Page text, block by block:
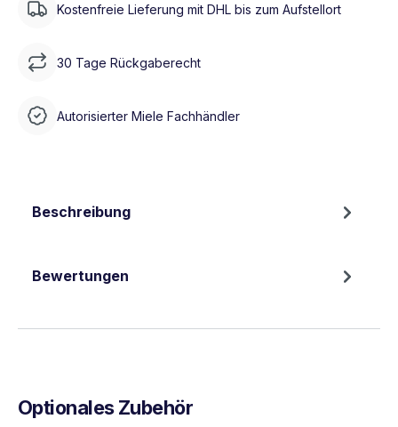
Kostenfreie Lieferung mit DHL bis zum Aufstellort
30 Tage Rückgaberecht
Autorisierter Miele Fachhändler
Beschreibung
Bewertungen
Optionales Zubehör